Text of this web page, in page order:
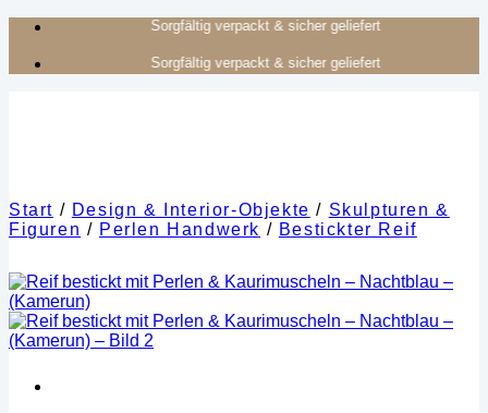
Zum
springen
Authentisches Kunsthandwerk aus Afrika
Authentisches Kunsthandwerk aus Afrika
Start / Design & Interior-Objekte / Skulpturen &
Figuren / Perlen Handwerk / Bestickter Reif